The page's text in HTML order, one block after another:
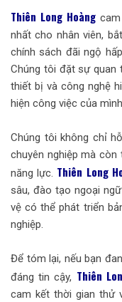
Thiên Long Hoàng
nhất cho nhân viên,
chính sách đãi ngộ
Chúng tôi đặt sự quan
thiết bị và công nghệ
hiện công việc của
Chúng tôi không chỉ
chuyên nghiệp mà
năng lực. Thiên Long
sâu, đào tạo ngoại
vệ có thể phát triển
nghiệp.
Để tóm lại, nếu bạn
đáng tin cậy, Thiên
cam kết thời gian thử